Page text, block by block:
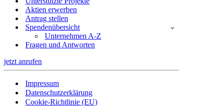
Aktien erwerben
Antrag stellen
Spendenübersicht
Unternehmen A-Z
Fragen und Antworten
jetzt anrufen
Impressum
Datenschutzerklärung
Cookie-Richtlinie (EU)